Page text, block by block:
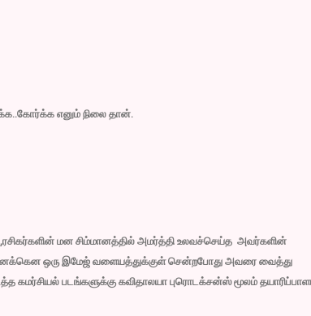
எனும் நிலை தான்.
மன சிம்மானத்தில் அமர்த்தி உலவச்செய்த அவர்களின்
ஒரு இமேஜ் வளையத்துக்குள் சென்றபோது அவரை வைத்து
படங்களுக்கு கவிதாலயா புரொடக்சன்ஸ் மூலம்